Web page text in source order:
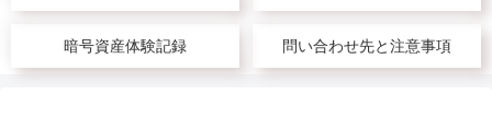
暗号資産体験記録 問い合わせ先と注意事項